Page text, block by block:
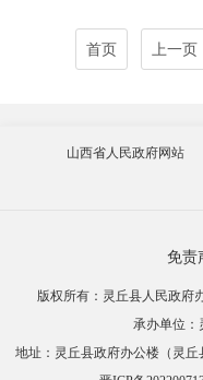
首页 上一页
山西省人民政府网站
免责
版权所有：灵丘县人民政府
承办单位：
地址：灵丘县政府办公楼（灵丘